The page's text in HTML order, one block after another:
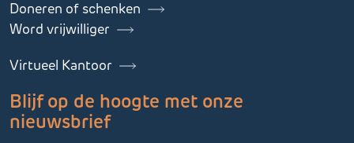
Doneren of schenken
Word vrijwilliger
Virtueel Kantoor
Blijf op de hoogte met onze
nieuwsbrief